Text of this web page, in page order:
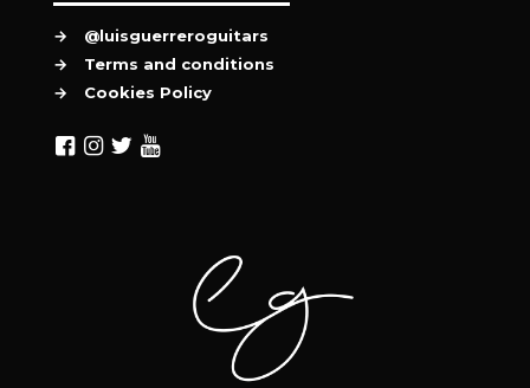
→
@luisguerreroguitars
→
Terms and conditions
→
Cookies Policy